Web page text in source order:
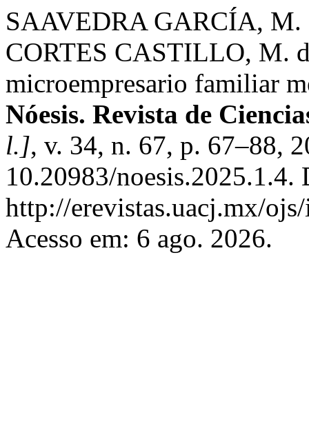
SAAVEDRA GARCÍA,
CORTES CASTILLO, M.
microempresario familiar
Nóesis. Revista de
l.], v. 34, n. 67, p. 67–88,
10.20983/noesis.2025.1.4.
http://erevistas.uacj.mx/
Acesso em: 6 ago. 2026.